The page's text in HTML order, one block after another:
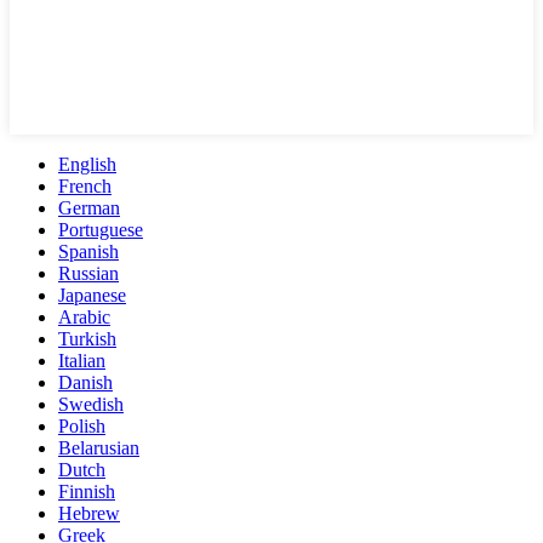
English
French
German
Portuguese
Spanish
Russian
Japanese
Arabic
Turkish
Italian
Danish
Swedish
Polish
Belarusian
Dutch
Finnish
Hebrew
Greek